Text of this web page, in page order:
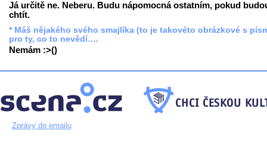
Já určitě ne. Neberu. Budu nápomocná ostatním, pokud
chtít.
* Máš nějakého svého smajlíka (to je takovéto obrázkové s
pro ty, co to nevědí….
Nemám :>()
Zprávy do emailu